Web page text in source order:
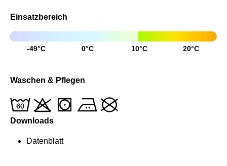
Einsatzbereich
-49°C 0°C 10°C 20°C
Waschen & Pflegen
Downloads
Datenblatt